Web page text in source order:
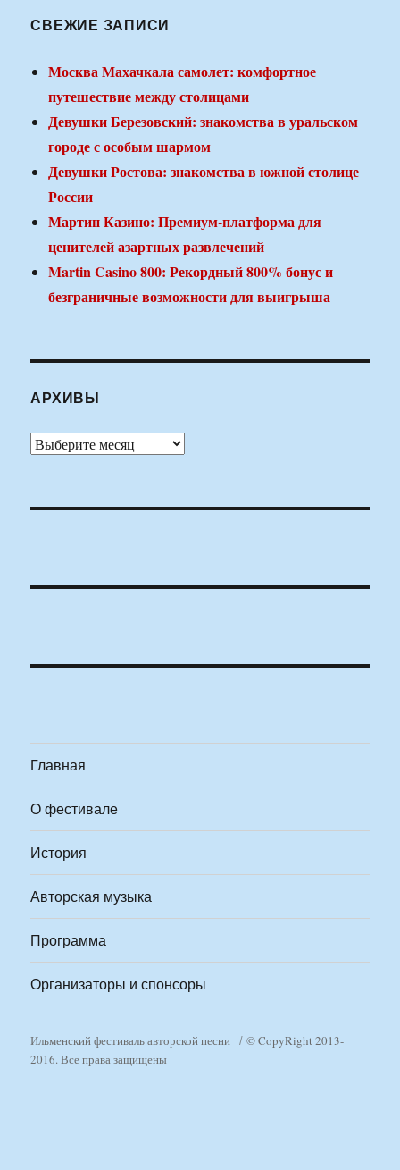
СВЕЖИЕ ЗАПИСИ
Москва Махачкала самолет: комфортное
путешествие между столицами
Девушки Березовский: знакомства в уральском
городе с особым шармом
Девушки Ростова: знакомства в южной столице
России
Мартин Казино: Премиум-платформа для
ценителей азартных развлечений
Martin Casino 800: Рекордный 800% бонус и
безграничные возможности для выигрыша
АРХИВЫ
Архивы
Главная
О фестивале
История
Авторская музыка
Программа
Организаторы и спонсоры
Ильменский фестиваль авторской песни
© CopyRight 2013-
2016. Все права защищены